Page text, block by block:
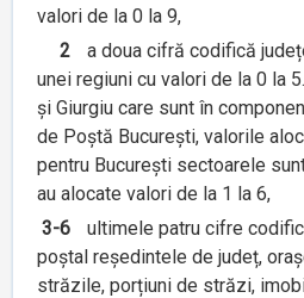
valori de la 0 la 9,
2
a doua cifră codifică
unei regiuni cu valori de la 0 la
și Giurgiu care sunt în
de Poștă București, valorile
pentru București sectoarele
au alocate valori de la 1 la 6,
3-6
ultimele patru cifre
poștal reședintele de județ,
străzile, porțiuni de străzi,